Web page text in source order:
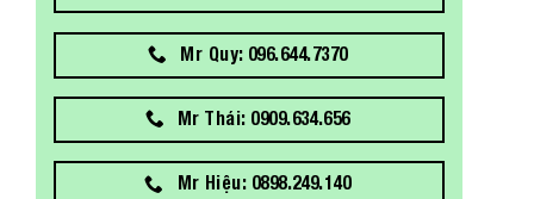
Mr Quy: 096.644.7370
Mr Thái: 0909.634.656
Mr Hiệu: 0898.249.140